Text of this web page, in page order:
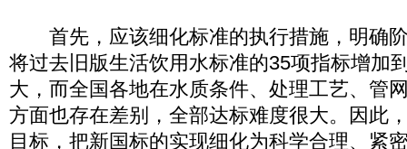
首先，应该细化标准的执行措施，明确
将过去旧版生活饮用水标准的35项指标增加
大，而全国各地在水质条件、处理工艺、管
方面也存在差别，全部达标难度很大。因此
目标，把新国标的实现细化为科学合理、紧